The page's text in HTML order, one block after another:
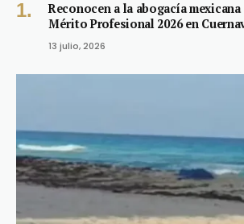
Reconocen a la abogacía mexicana
Mérito Profesional 2026 en
13 julio, 2026